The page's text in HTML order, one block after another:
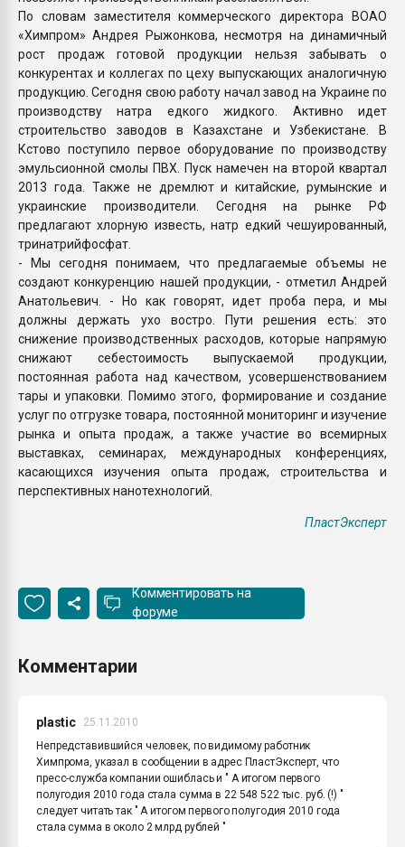
По словам заместителя коммерческого директора ВОАО
«Химпром» Андрея Рыжонкова, несмотря на динамичный
рост продаж готовой продукции нельзя забывать о
конкурентах и коллегах по цеху выпускающих аналогичную
продукцию. Сегодня свою работу начал завод на Украине по
производству натра едкого жидкого. Активно идет
строительство заводов в Казахстане и Узбекистане. В
Кстово поступило первое оборудование по производству
эмульсионной смолы ПВХ. Пуск намечен на второй квартал
2013 года. Также не дремлют и китайские, румынские и
украинские производители. Сегодня на рынке РФ
предлагают хлорную известь, натр едкий чешуированный,
тринатрийфосфат.
- Мы сегодня понимаем, что предлагаемые объемы не
создают конкуренцию нашей продукции, - отметил Андрей
Анатольевич. - Но как говорят, идет проба пера, и мы
должны держать ухо востро. Пути решения есть: это
снижение производственных расходов, которые напрямую
снижают себестоимость выпускаемой продукции,
постоянная работа над качеством, усовершенствованием
тары и упаковки. Помимо этого, формирование и создание
услуг по отгрузке товара, постоянной мониторинг и изучение
рынка и опыта продаж, а также участие во всемирных
выставках, семинарах, международных конференциях,
касающихся изучения опыта продаж, строительства и
перспективных нанотехнологий.
ПластЭксперт
Комментировать на
форуме
Комментарии
plastic
25.11.2010
Непредставившийся человек, по видимому работник
Химпрома, указал в сообщении в адрес ПластЭксперт, что
пресс-служба компании ошиблась и " А итогом первого
полугодия 2010 года стала сумма в 22 548 522 тыс. руб. (!) "
следует читать так " А итогом первого полугодия 2010 года
стала сумма в около 2 млрд рублей "